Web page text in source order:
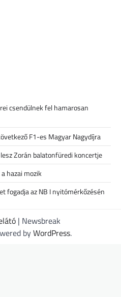
csendülnek fel hamarosan
F1-es Magyar Nagydíjra
Zorán balatonfüredi koncertje
hazai mozik
fogadja az NB I nyitómérkőzésén
| Newsbreak
byWordPress.